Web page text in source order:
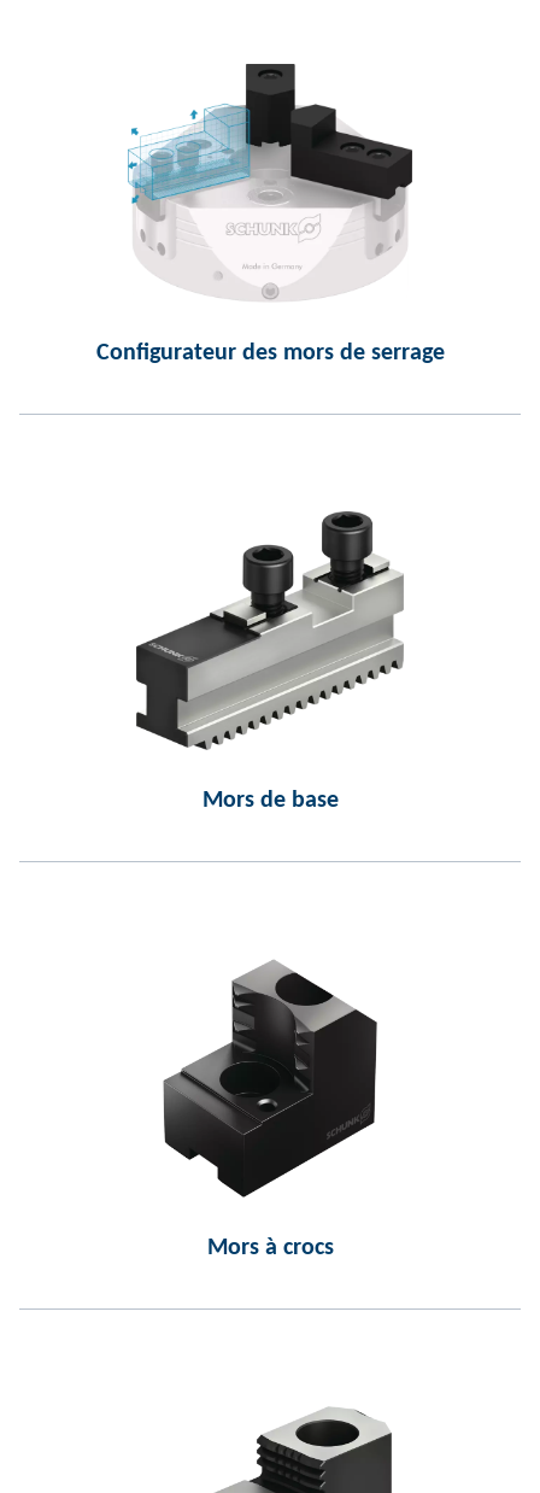
Configurateur des mors de serrage
Mors de base
Mors à crocs